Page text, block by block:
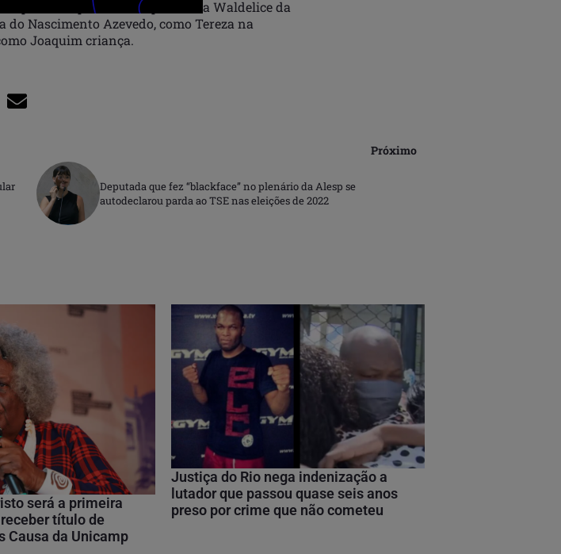
é composto ainda por Maria Waldelice da
Nascimento Azevedo, como Tereza na
Joaquim criança.
Próximo
Deputada que fez “blackface” no plenário da Alesp se
autodeclarou parda ao TSE nas eleições de 2022
será a primeira
título de
Causa da Unicamp
Justiça do Rio nega indenização a
lutador que passou quase seis anos
preso por crime que não cometeu